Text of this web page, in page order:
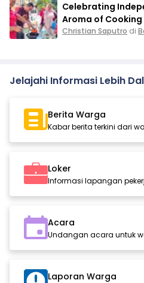
Celebrating
Aroma of
Christian Saputro di
Jelajahi Informasi Lebih
Berita Warga
Kabar berita terkini dari
Loker
Informasi lapangan
Acara
Undangan acara untuk
Laporan Warga